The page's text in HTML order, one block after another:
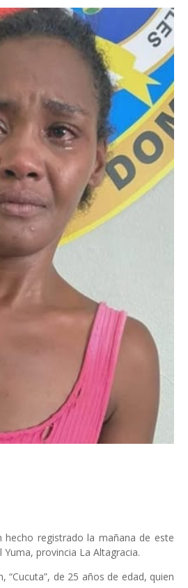
registrado la mañana de este
provincia La Altagracia.
de 25 años de edad, quien